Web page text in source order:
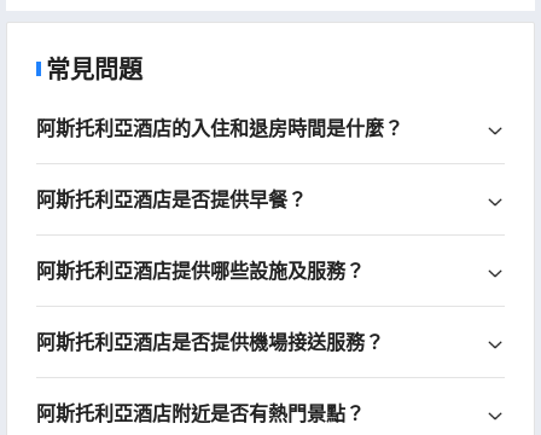
常見問題
阿斯托利亞酒店的入住和退房時間是什麼？
阿斯托利亞酒店是否提供早餐？
阿斯托利亞酒店提供哪些設施及服務？
阿斯托利亞酒店是否提供機場接送服務？
阿斯托利亞酒店附近是否有熱門景點？